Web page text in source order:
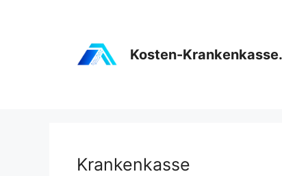
Kosten-
Krankenkasse